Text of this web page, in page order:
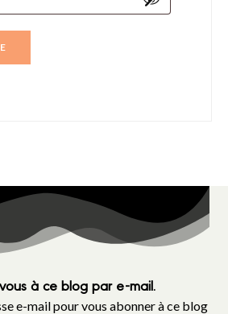
à ce blog par e-mail.
e-mail pour vous abonner à ce blog